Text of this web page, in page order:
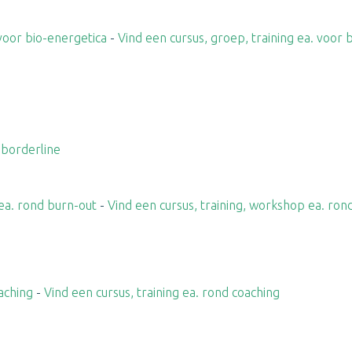
bio-energetica - Vind een cursus, groep, training ea. voor
rond burn-out - Vind een cursus, training, workshop ea.
- Vind een cursus, training ea. rond coaching